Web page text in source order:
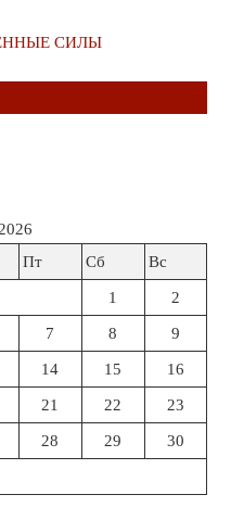
СИЛЫ
Пт Сб Вс
1 2
7 8 9
14 15 16
21 22 23
28 29 30